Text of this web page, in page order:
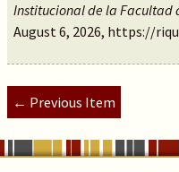
Institucional de la Facultad
August 6, 2026, https://
← Previous Item